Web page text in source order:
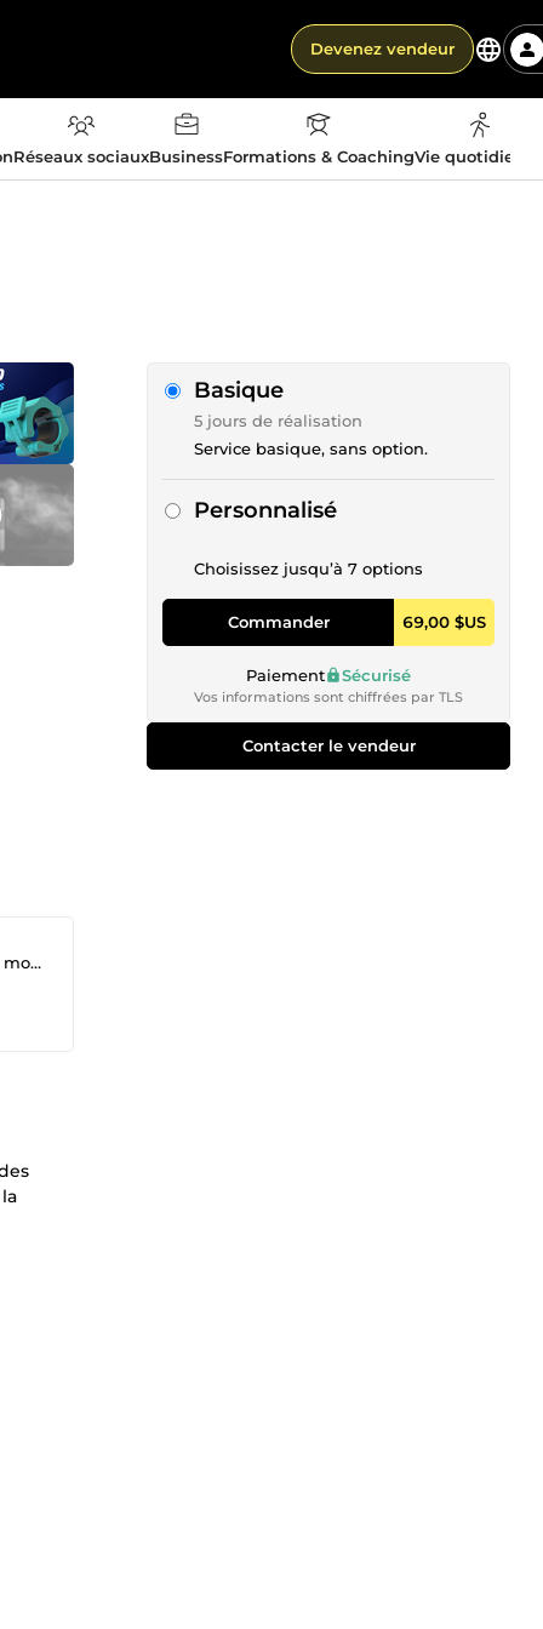
Devenez vendeur
Réseaux sociauxBusinessFormations & CoachingVie
Basique
5 jours de réalisation
Service basique, sans option.
Personnalisé
Choisissez jusqu’à 7 options
Commander 69,00 $US
Paiement Sécurisé
Vos informations sont chiffrées par TLS
Contacter le vendeur